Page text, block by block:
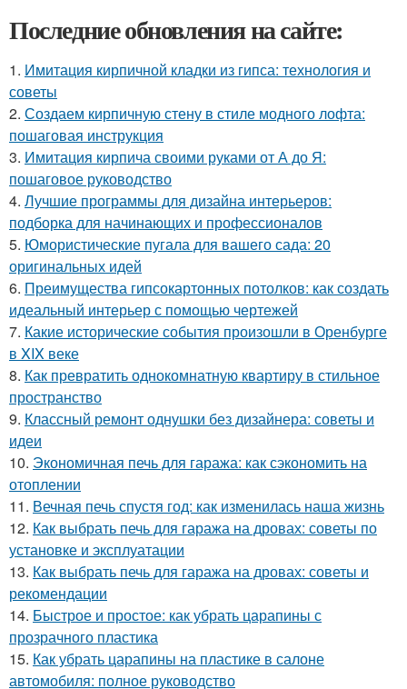
Последние обновления на сайте:
1. Имитация кирпичной кладки из гипса: технология и
советы
2. Создаем кирпичную стену в стиле модного лофта:
пошаговая инструкция
3. Имитация кирпича своими руками от А до Я:
пошаговое руководство
4. Лучшие программы для дизайна интерьеров:
подборка для начинающих и профессионалов
5. Юмористические пугала для вашего сада: 20
оригинальных идей
6. Преимущества гипсокартонных потолков: как создать
идеальный интерьер с помощью чертежей
7. Какие исторические события произошли в Оренбурге
в XIX веке
8. Как превратить однокомнатную квартиру в стильное
пространство
9. Классный ремонт однушки без дизайнера: советы и
идеи
10. Экономичная печь для гаража: как сэкономить на
отоплении
11. Вечная печь спустя год: как изменилась наша жизнь
12. Как выбрать печь для гаража на дровах: советы по
установке и эксплуатации
13. Как выбрать печь для гаража на дровах: советы и
рекомендации
14. Быстрое и простое: как убрать царапины с
прозрачного пластика
15. Как убрать царапины на пластике в салоне
автомобиля: полное руководство